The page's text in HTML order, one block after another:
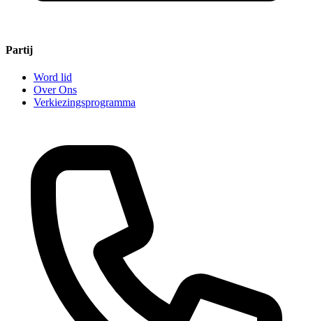
Partij
Word lid
Over Ons
Verkiezingsprogramma